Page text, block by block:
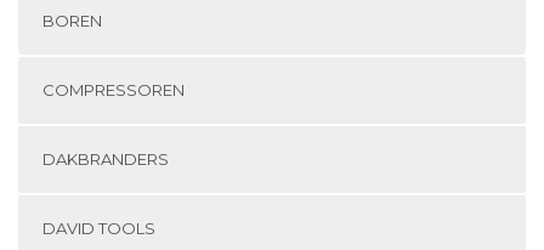
BOREN
COMPRESSOREN
DAKBRANDERS
DAVID TOOLS